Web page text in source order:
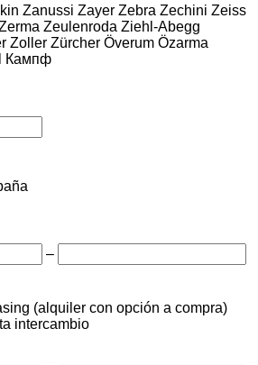
Zanussi Zayer Zebra Zechini Zeiss
Zeulenroda Ziehl-Abegg
Zoller Zürcher Överum Özarma
Кампф
–
(alquiler con opción a compra)
intercambio